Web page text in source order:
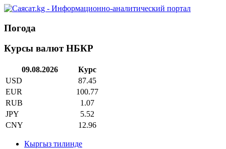
Погода
Курсы валют НБКР
09.08.2026
Курс
USD
87.45
EUR
100.77
RUB
1.07
JPY
5.52
CNY
12.96
Кыргыз тилинде